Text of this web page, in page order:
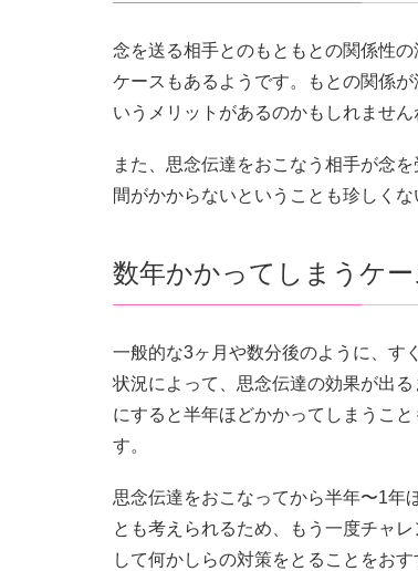
念を送る相手とのもともとの関係性
ケースもあるようです。もとの関係
いうメリットがあるのかもしれません
また、思念伝達をおこなう相手が念
間がかからないということも珍しくな
数年かかってしまうケ
一般的な3ヶ月や数分後のように、す
状況によって、思念伝達の効果が出
にすると半年ほどかかってしまうこ
す。
思念伝達をおこなってから半年〜1年
とも考えられるため、もう一度チャ
して何かしらの対策をとることをおす